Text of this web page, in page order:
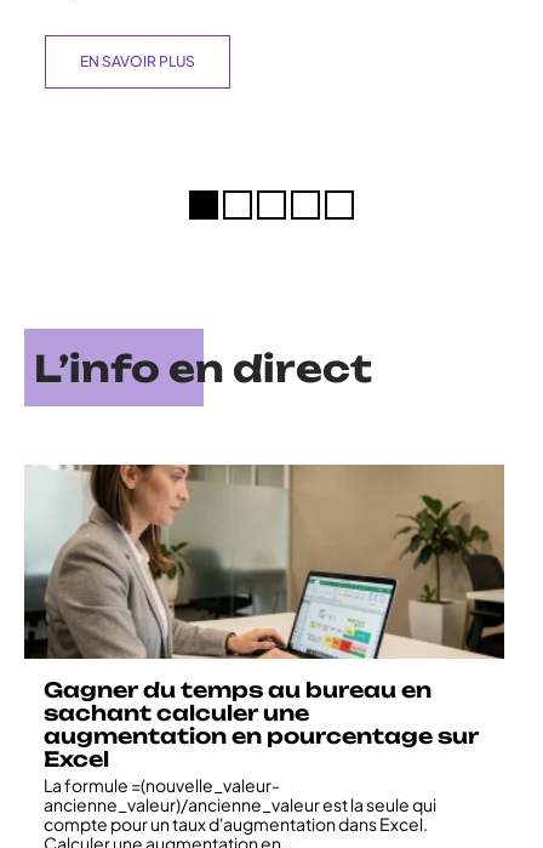
EN SAVOIR PLUS
L’info en direct
Gagner du temps au bureau en
sachant calculer une
augmentation en pourcentage sur
Excel
La formule =(nouvelle_valeur-
ancienne_valeur)/ancienne_valeur est la seule qui
compte pour un taux d'augmentation dans Excel.
Calculer une augmentation en…